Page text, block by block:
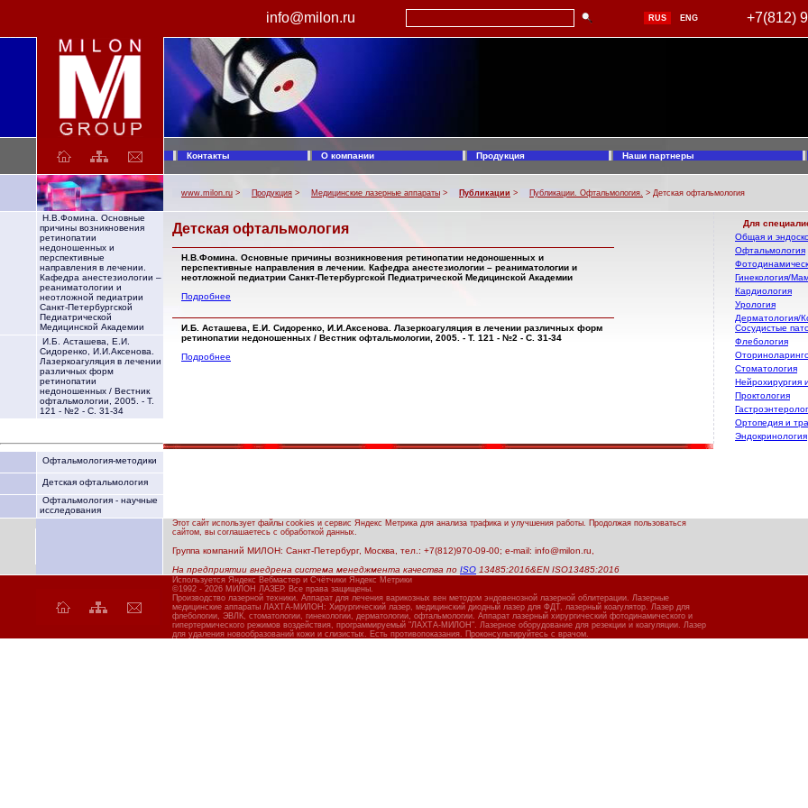
info@milon.ru RUS ENG +7(812)
Контакты О компании Продукция Наши партнеры
www.milon.ru > Продукция > Медицинские лазерные аппараты > Публикации > Публикации. Офтальмология. > Детская офтальмология
Н.В.Фомина. Основные
причины возникновения
ретинопатии
недоношенных и
перспективные
направления в лечении.
Кафедра анестезиологии –
реаниматологии и
неотложной педиатрии
Санкт-Петербургской
Педиатрической
Медицинской Академии
И.Б. Асташева, Е.И.
Сидоренко, И.И.Аксенова.
Лазеркоагуляция в лечении
различных форм
ретинопатии
недоношенных / Вестник
офтальмологии, 2005. - Т.
121 - №2 - С. 31-34
Офтальмология-методики
Детская офтальмология
Офтальмология - научные
исследования
Детская офтальмология
Н.В.Фомина. Основные причины возникновения ретинопатии недоношенных и
перспективные направления в лечении. Кафедра анестезиологии – реаниматологии и
неотложной педиатрии Санкт-Петербургской Педиатрической Медицинской Академии
Подробнее
И.Б. Асташева, Е.И. Сидоренко, И.И.Аксенова. Лазеркоагуляция в лечении различных форм
ретинопатии недоношенных / Вестник офтальмологии, 2005. - Т. 121 - №2 - С. 31-34
Подробнее
Для
Общая и
Офтальмология
Гинекология/
Кардиология
Урология
Дерматология/
Сосудистые
Флебология
Стоматология
Нейрохирургия
Проктология
Ортопедия и
Эндокринология
Этот сайт использует файлы cookies и сервис Яндекс Метрика для анализа трафика и улучшения работы. Продолжая пользоваться
сайтом, вы соглашаетесь с обработкой данных.
Группа компаний МИЛОН: Санкт-Петербург, Москва, тел.: +7(812)970-09-00; e-mail: info@milon.ru,
На предприятии внедрена система менеджмента качества по ISO 13485:2016&EN ISO13485:2016
Используется Яндекс Вебмастер и Счётчики Яндекс Метрики
©1992 - 2026 МИЛОН ЛАЗЕР. Все права защищены.
Производство лазерной техники. Аппарат для лечения варикозных вен методом эндовенозной лазерной облитерации. Лазерные
медицинские аппараты ЛАХТА-МИЛОН: Хирургический лазер, медицинский диодный лазер для ФДТ, лазерный коагулятор. Лазер для
флебологии, ЭВЛК, стоматологии, гинекологии, дерматологии, офтальмологии. Аппарат лазерный хирургический фотодинамического и
гипертермического режимов воздействия, программируемый "ЛАХТА-МИЛОН". Лазерное оборудование для резекции и коагуляции. Лазер
для удаления новообразований кожи и слизистых. Есть противопоказания. Проконсультируйтесь с врачом.